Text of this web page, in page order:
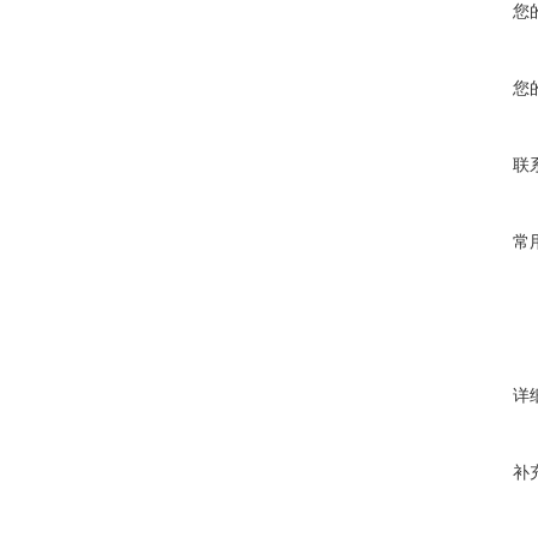
您
您
联
常
详
补